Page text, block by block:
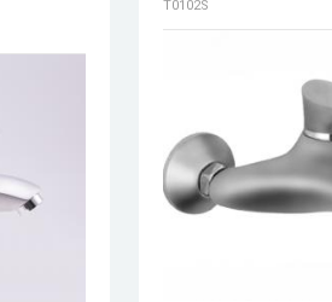
T0102S